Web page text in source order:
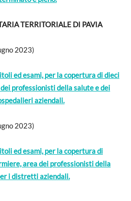
TERRITORIALE DI PAVIA
2023)
ed esami, per la copertura di dieci
professionisti della salute e dei
aziendali.
2023)
ed esami, per la copertura di
area dei professionisti della
i distretti aziendali.